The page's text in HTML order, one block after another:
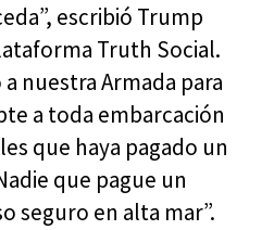
escribió Trump
Truth Social.
nuestra Armada para
a toda embarcación
que haya pagado un
que pague un
seguro en alta mar”.